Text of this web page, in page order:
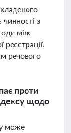
чинності з
між
реєстрації.
речового
проти
щодо
може